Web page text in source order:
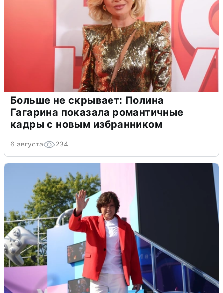
Больше не скрывает: Полина
Гагарина показала романтичные
кадры с новым избранником
6 августа 234